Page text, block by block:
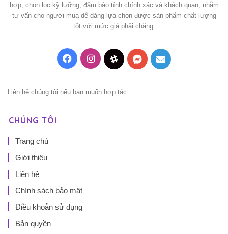
hợp, chọn lọc kỹ lưỡng, đảm bảo tính chính xác và khách quan, nhằm
tư vấn cho người mua dễ dàng lựa chọn được sản phẩm chất lượng
tốt với mức giá phải chăng.
FacebookInstagramThreadsMessenger
Mail
Liên hệ chúng tôi nếu bạn muốn hợp tác.
CHÚNG TÔI
Trang chủ
Giới thiệu
Liên hệ
Chính sách bảo mật
Điều khoản sử dụng
Bản quyền